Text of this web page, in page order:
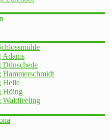
Adams
Dünschede
Hammerschmidt
Helle
Höing
Waldfeeling